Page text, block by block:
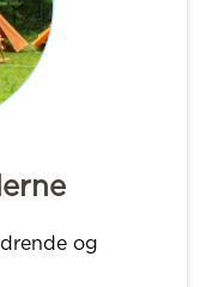
og